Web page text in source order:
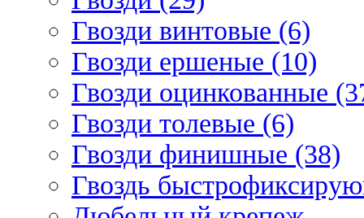
Гвозди винтовые (6)
Гвозди ершеные (10)
Гвозди оцинкованные
Гвозди толевые (6)
Гвозди финишные (38)
Гвоздь